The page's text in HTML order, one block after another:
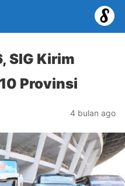
SIG Kirim
Provinsi
4 bulan ago